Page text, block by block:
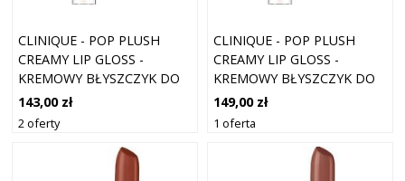
CLINIQUE - POP PLUSH
CREAMY LIP GLOSS -
KREMOWY BŁYSZCZYK DO
UST - CLINIQUE POP LIP
GLOSS NUDE KISS - DLA
KOBIET
143,00 zł
2 oferty
CLINIQUE - POP PLUSH
CREAMY LIP GLOSS -
KREMOWY BŁYSZCZYK DO
UST - CLINIQUE POP
LIPGLOSS CLEARLY GRAPE -
149,00 zł
1 oferta